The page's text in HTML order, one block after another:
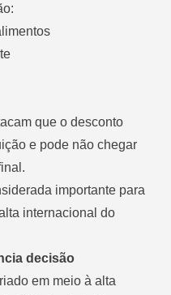
que o desconto
e pode não chegar
importante para
internacional do
decisão
em meio à alta